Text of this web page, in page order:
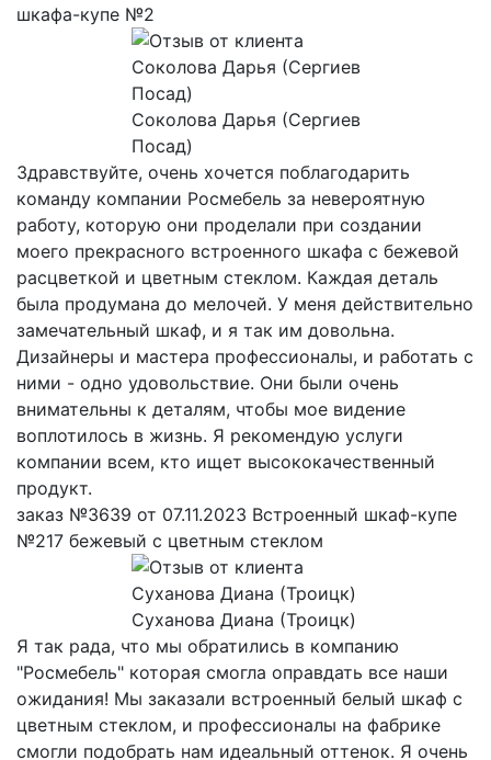
шкафа-купе №2
Соколова Дарья (Сергиев
Посад)
Здравствуйте, очень хочется поблагодарить
команду компании Росмебель за невероятную
работу, которую они проделали при создании
моего прекрасного встроенного шкафа с бежевой
расцветкой и цветным стеклом. Каждая деталь
была продумана до мелочей. У меня действительно
замечательный шкаф, и я так им довольна.
Дизайнеры и мастера профессионалы, и работать с
ними - одно удовольствие. Они были очень
внимательны к деталям, чтобы мое видение
воплотилось в жизнь. Я рекомендую услуги
компании всем, кто ищет высококачественный
продукт.
заказ №3639 от 07.11.2023 Встроенный шкаф-купе
№217 бежевый с цветным стеклом
Суханова Диана (Троицк)
Я так рада, что мы обратились в компанию
"Росмебель" которая смогла оправдать все наши
ожидания! Мы заказали встроенный белый шкаф с
цветным стеклом, и профессионалы на фабрике
смогли подобрать нам идеальный оттенок. Я очень